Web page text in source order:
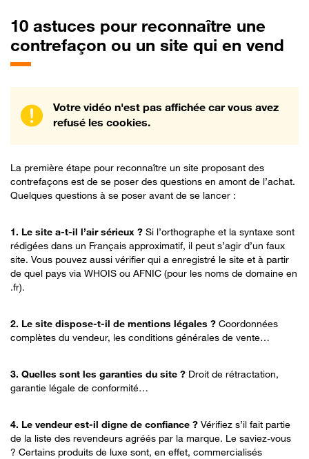
10 astuces pour reconnaître une
contrefaçon ou un site qui en vend
Votre vidéo n'est pas affichée car vous avez
refusé les cookies.
La première étape pour reconnaître un site proposant des
contrefaçons est de se poser des questions en amont de l’achat.
Quelques questions à se poser avant de se lancer :
1. Le site a-t-il l’air sérieux ? Si l’orthographe et la syntaxe sont
rédigées dans un Français approximatif, il peut s’agir d’un faux
site. Vous pouvez aussi vérifier qui a enregistré le site et à partir
de quel pays via WHOIS ou AFNIC (pour les noms de domaine en
.fr).
2. Le site dispose-t-il de mentions légales ? Coordonnées
complètes du vendeur, les conditions générales de vente…
3. Quelles sont les garanties du site ? Droit de rétractation,
garantie légale de conformité…
4. Le vendeur est-il digne de confiance ? Vérifiez s’il fait partie
de la liste des revendeurs agréés par la marque. Le saviez-vous
? Certains produits de luxe sont, en effet, commercialisés